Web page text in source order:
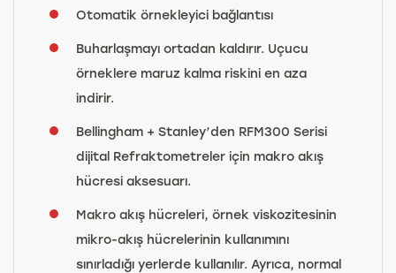
Otomatik örnekleyici bağlantısı
Buharlaşmayı ortadan kaldırır. Uçucu
örneklere maruz kalma riskini en aza
indirir.
Bellingham + Stanley’den RFM300 Serisi
dijital Refraktometreler için makro akış
hücresi aksesuarı.
Makro akış hücreleri, örnek viskozitesinin
mikro-akış hücrelerinin kullanımını
sınırladığı yerlerde kullanılır. Ayrıca, normal